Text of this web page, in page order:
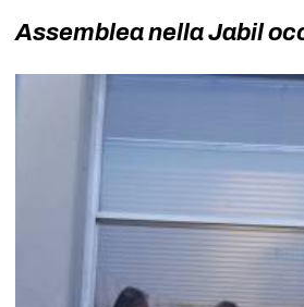
Assemblea nella Jabil